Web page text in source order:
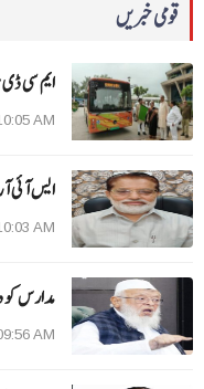
قومی خبریں
ایم سی
AM
ایس آئی
AM
مدارس کو
AM